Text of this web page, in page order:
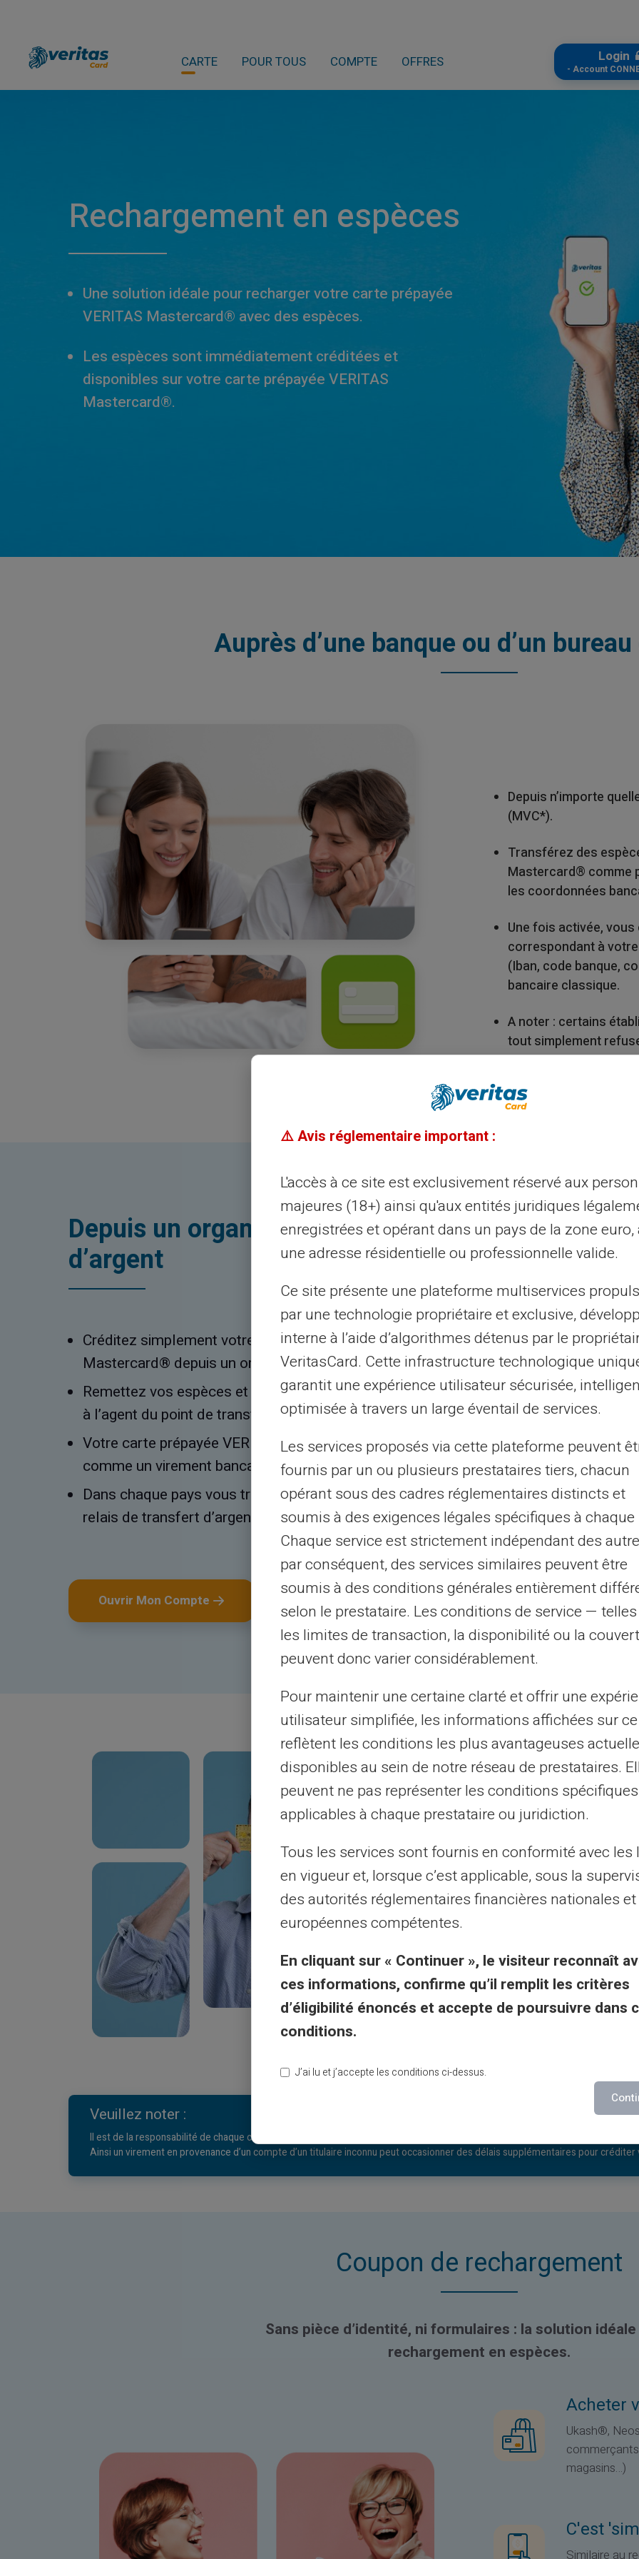
CARTE POUR TOUS COMPTE OFFRES Login
- Account
Rechargement en espèces
Une solution idéale pour recharger votre carte prépayée
VERITAS Mastercard® avec des espèces.
Les espèces sont immédiatement créditées et
disponibles sur votre carte prépayée VERITAS
Mastercard®.
Auprès d’une banque ou d’un
Depuis n’importe
(MVC*).
Transférez des
Mastercard® comme
les coordonnées
Une fois activée,
correspondant à
(Iban, code banque,
bancaire classique.
A noter : certains
tout simplement
Depuis un organisme de transfert
d’argent
Créditez simplement votre carte prépayée VERITAS
Mastercard® depuis un organisme de transfert d’argent.
Remettez vos espèces et les coordonnées de votre carte
à l’agent du point de transfert d’argent.
Votre carte prépayée VERITAS Mastercard® est créditée
comme un virement bancaire classique.
Dans chaque pays vous trouverez des milliers de points
relais de transfert d’argent.
Ouvrir Mon Compte
pouvez utilisez les points relais de transfert
permettant l’envoi d’argent directement sur un
bancaire. Renseignez vous auprès de votre
locale de transfert comme MoneyGram®,
Union®, Ria®... Ces agences prélèvent
une commission pour ce service.
Une fois activée, vous
bancaires
VERITAS Mastercard®
etc...) comme un
Veuillez noter :
Il est de la responsabilité de chaque client de prendre connaissance et de se soumettre aux lois civiles, fiscales et anti
Ainsi un virement en provenance d’un compte d’un titulaire inconnu peut occasionner des délais supplémentaires pour
Coupon de rechargement
Sans pièce d’identité, ni formulaires : la solution
rechargement en espèces.
Acheter
Ukash®,
magasins…)
C'est
Similaire au
⚠️ Avis réglementaire important :
L'accès à ce site est exclusivement réservé aux
majeures (18+) ainsi qu'aux entités juridiques
enregistrées et opérant dans un pays de la zone euro,
une adresse résidentielle ou professionnelle valide.
Ce site présente une plateforme multiservices
par une technologie propriétaire et exclusive,
interne à l’aide d’algorithmes détenus par le
VeritasCard. Cette infrastructure technologique
garantit une expérience utilisateur sécurisée,
optimisée à travers un large éventail de services.
Les services proposés via cette plateforme peuvent
fournis par un ou plusieurs prestataires tiers, chacun
opérant sous des cadres réglementaires distincts et
soumis à des exigences légales spécifiques à chaque
Chaque service est strictement indépendant des
par conséquent, des services similaires peuvent être
soumis à des conditions générales entièrement
selon le prestataire. Les conditions de service —
les limites de transaction, la disponibilité ou la
peuvent donc varier considérablement.
Pour maintenir une certaine clarté et offrir une
utilisateur simplifiée, les informations affichées sur
reflètent les conditions les plus avantageuses
disponibles au sein de notre réseau de prestataires.
peuvent ne pas représenter les conditions spécifiques
applicables à chaque prestataire ou juridiction.
Tous les services sont fournis en conformité avec les
en vigueur et, lorsque c’est applicable, sous la
des autorités réglementaires financières nationales et
européennes compétentes.
En cliquant sur « Continuer », le visiteur reconnaît
ces informations, confirme qu’il remplit les critères
d’éligibilité énoncés et accepte de poursuivre dans
conditions.
J’ai lu et j’accepte les conditions ci-dessus.